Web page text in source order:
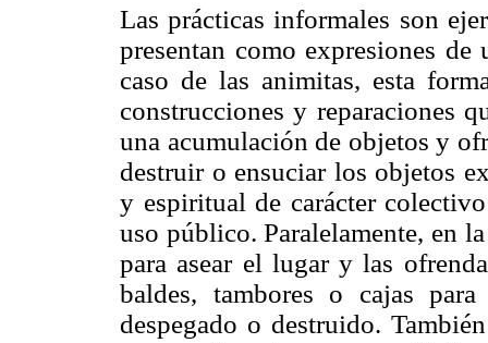
Las prácticas informales son
presentan como expresiones
caso de las animitas, esta
construcciones y reparaciones
una acumulación de objetos y
destruir o ensuciar los objetos
y espiritual de carácter
uso público. Paralelamente, en
para asear el lugar y las
baldes, tambores o cajas
despegado o destruido.